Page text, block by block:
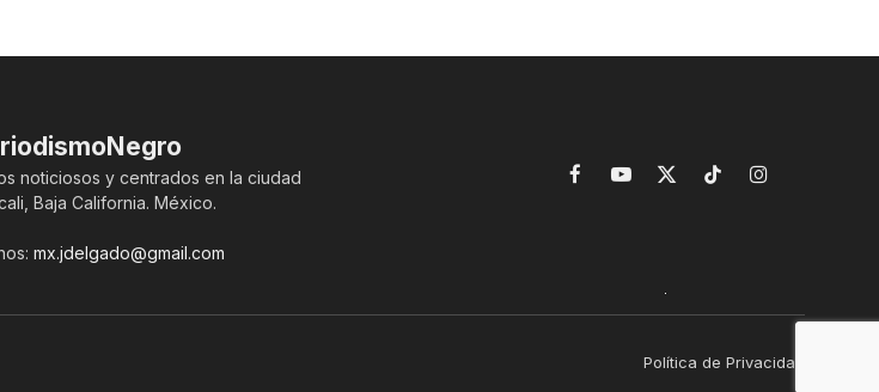
noticiosos y centrados en la ciudad
Baja California. México.
mx.jdelgado@gmail.com
FacebookYouTube
X
TikTokInstagram
Política de Privacidad